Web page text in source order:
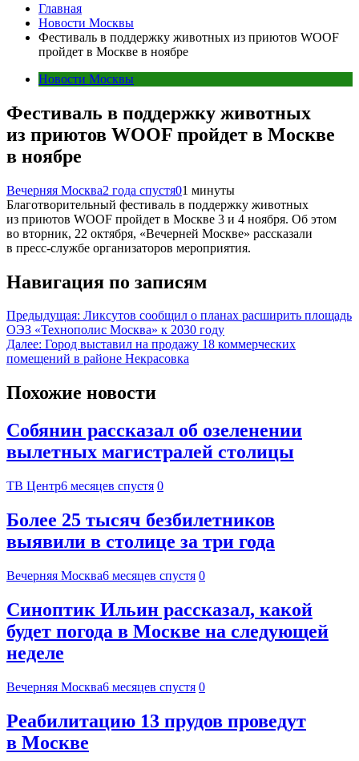
Главная
Новости Москвы
Фестиваль в поддержку животных из приютов WOOF
пройдет в Москве в ноябре
Новости Москвы
Фестиваль в поддержку животных
из приютов WOOF пройдет в Москве
в ноябре
Вечерняя Москва2 года спустя01 минуты
Благотворительный фестиваль в поддержку животных
из приютов WOOF пройдет в Москве 3 и 4 ноября. Об этом
во вторник, 22 октября, «Вечерней Москве» рассказали
в пресс-службе организаторов мероприятия.
Навигация по записям
Предыдущая: Ликсутов сообщил о планах расширить площадь
ОЭЗ «Технополис Москва» к 2030 году
Далее: Город выставил на продажу 18 коммерческих
помещений в районе Некрасовка
Похожие новости
Собянин рассказал об озеленении
вылетных магистралей столицы
ТВ Центр6 месяцев спустя 0
Более 25 тысяч безбилетников
выявили в столице за три года
Вечерняя Москва6 месяцев спустя 0
Синоптик Ильин рассказал, какой
будет погода в Москве на следующей
неделе
Вечерняя Москва6 месяцев спустя 0
Реабилитацию 13 прудов проведут
в Москве